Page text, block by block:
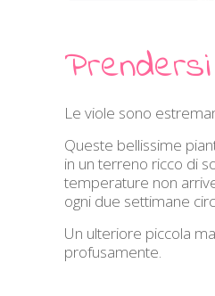
Le viole sono
Queste bellissime
in un terreno ricco di
temperature non
ogni due settimane
Un ulteriore piccola
profusamente.